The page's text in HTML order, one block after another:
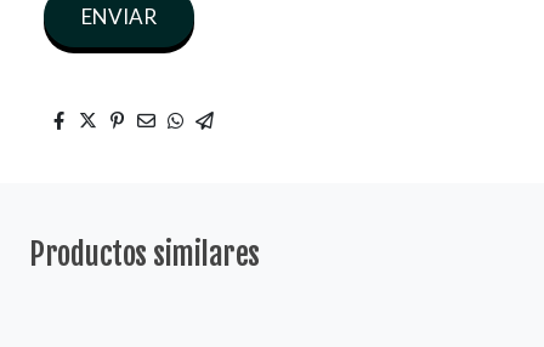
ENVIAR
Productos similares